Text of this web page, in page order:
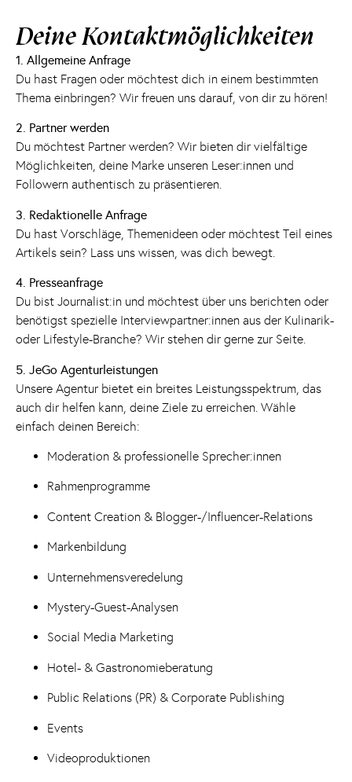
Deine Kontaktmöglichkeiten
1. Allgemeine Anfrage
Du hast Fragen oder möchtest dich in einem bestimmten
Thema einbringen? Wir freuen uns darauf, von dir zu hören!
2. Partner werden
Du möchtest Partner werden? Wir bieten dir vielfältige
Möglichkeiten, deine Marke unseren Leser:innen und
Followern authentisch zu präsentieren.
3. Redaktionelle Anfrage
Du hast Vorschläge, Themenideen oder möchtest Teil eines
Artikels sein? Lass uns wissen, was dich bewegt.
4. Presseanfrage
Du bist Journalist:in und möchtest über uns berichten oder
benötigst spezielle Interviewpartner:innen aus der Kulinarik-
oder Lifestyle-Branche? Wir stehen dir gerne zur Seite.
5. JeGo Agenturleistungen
Unsere Agentur bietet ein breites Leistungsspektrum, das
auch dir helfen kann, deine Ziele zu erreichen. Wähle
einfach deinen Bereich:
Moderation & professionelle Sprecher:innen
Rahmenprogramme
Content Creation & Blogger-/Influencer-Relations
Markenbildung
Unternehmensveredelung
Mystery-Guest-Analysen
Social Media Marketing
Hotel- & Gastronomieberatung
Public Relations (PR) & Corporate Publishing
Events
Videoproduktionen